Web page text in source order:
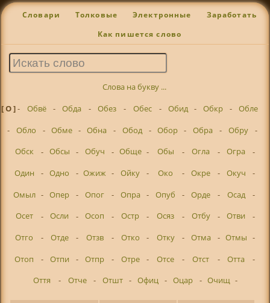
Словари Толковые Электронные Заработать
Как пишется слово
Слова на букву ...
[ О ]- Обвё - Обда - Обез - Обес - Обид - Обкр -
Обле
-
Обло - Обме - Обна - Обод - Обор - Обра - Обру
-
Обск
- Обсы - Обуч - Обще - Обы - Огла - Огра
-
Один
- Одно - Ожиж - Ойку - Око - Окре - Окуч
-
Омыл - Опер - Опог - Опра - Опуб - Орде - Осад
-
Осет
- Осли - Осоп - Остр - Осяз - Отбу - Отви
-
Отго
- Отде - Отзв - Отко - Отку - Отма - Отмы -
Отоп
- Отпи - Отпр - Отре - Отсе - Отст - Отта
-
Оття
- Отче - Отшт - Офиц - Оцар - Очищ -